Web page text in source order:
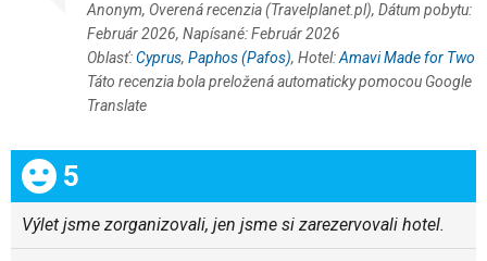
Anonym, Overená recenzia (Travelplanet.pl), Dátum pobytu:
Február 2026, Napísané: Február 2026
Oblasť:Cyprus, Paphos (Pafos), Hotel:Amavi Made for Two
Táto recenzia bola preložená automaticky pomocou Google
Translate
Celkom:
5
Výlet jsme zorganizovali, jen jsme si zarezervovali hotel.